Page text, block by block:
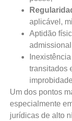
aplicável,
Aptidão
transitados
Um dos pontos
especialmente
jurídicas de alto